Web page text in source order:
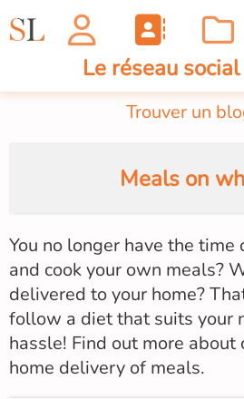
Le réseau
Trouver un
Meals on
You no longer have the
and cook your own meals?
delivered to your home?
follow a diet that suits your
hassle! Find out more
home delivery of meals.